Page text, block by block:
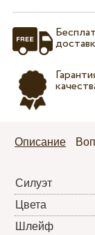
Описание
Силуэт
Цвета
Шлейф